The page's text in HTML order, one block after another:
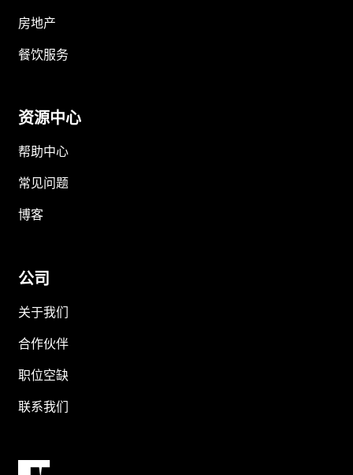
房地产
餐饮服务
资源中心
帮助中心
常见问题
博客
公司
关于我们
合作伙伴
职位空缺
联系我们